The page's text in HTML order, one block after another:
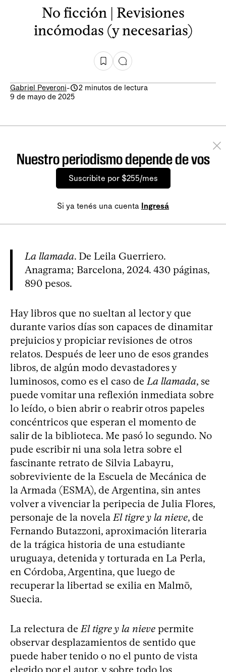
No ficción | Revisiones
incómodas (y necesarias)
Gabriel Peveroni-
2 minutos de lectura
9 de mayo de 2025
Nuestro periodismo depende de vos
Suscribite por $255/mes
Si ya tenés una cuenta Ingresá
La llamada. De Leila Guerriero.
Anagrama; Barcelona, 2024. 430 páginas,
890 pesos.
Hay libros que no sueltan al lector y que
durante varios días son capaces de dinamitar
prejuicios y propiciar revisiones de otros
relatos. Después de leer uno de esos grandes
libros, de algún modo devastadores y
luminosos, como es el caso deLa llamada, se
puede vomitar una reflexión inmediata sobre
lo leído, o bien abrir o reabrir otros papeles
concéntricos que esperan el momento de
salir de la biblioteca. Me pasó lo segundo. No
pude escribir ni una sola letra sobre el
fascinante retrato de Silvia Labayru,
sobreviviente de la Escuela de Mecánica de
la Armada (ESMA), de Argentina, sin antes
volver a vivenciar la peripecia de Julia Flores,
personaje de la novelaEl tigre y la nieve, de
Fernando Butazzoni, aproximación literaria
de la trágica historia de una estudiante
uruguaya, detenida y torturada en La Perla,
en Córdoba, Argentina, que luego de
recuperar la libertad se exilia en Malmö,
Suecia.
La relectura deEl tigre y la nieve permite
observar desplazamientos de sentido que
puede haber tenido o no el punto de vista
elegido por el autor, y sobre todo los